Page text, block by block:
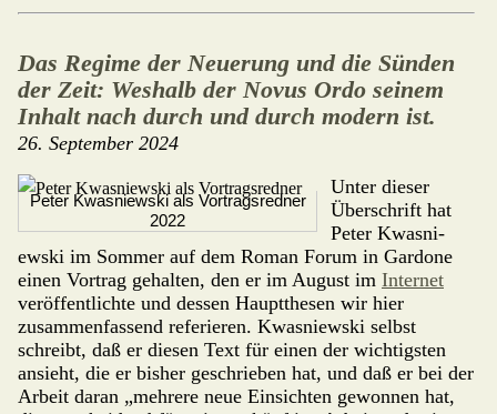
Das Regime der Neuerung und die Sünden
der Zeit: Weshalb der Novus Ordo seinem
Inhalt nach durch und durch modern ist.
26. September 2024
Peter Kwasniewski als Vortragsredner
2022
Unter dieser
Überschrift hat
Peter Kwas­ni­
ewski im Sommer auf dem Roman Forum in Gardone
einen Vortrag gehal­ten, den er im August im Internet
veröffentlichte und dessen Hauptthesen wir hier
zusammenfassend refe­rieren. Kwasniewski selbst
schreibt, daß er diesen Text für einen der wichtig­sten
ansieht, die er bisher geschrieben hat, und daß er bei der
Arbeit daran „mehrere neue Einsichten gewonnen hat,